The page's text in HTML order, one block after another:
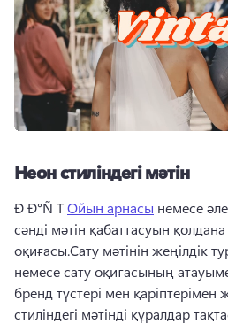
Неон стиліндегі мәтін
Ð Ð°Ñ T Ойын арнасы немесе
сәнді мәтін қабаттасуын
оқиғасы.Сату мәтінін жеңілдік
немесе сату оқиғасының
бренд түстері мен қаріптерімен
стиліндегі мәтінді құралдар